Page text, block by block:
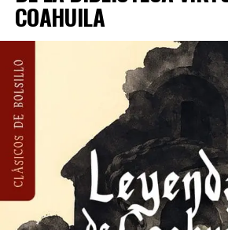
familia, además de las exposiciones
completamente gratuita. Invitamos
coahuilenses a aprovechar esta
conocer nuestro patrimonio,
experiencias culturales durante todo
Asimismo, informó que durante
los exámenes de admisión para la
Estado de Coahuila, dirigidos a niñas
12 años interesados en formar
formativa.
También se puede realizar a través
internet oficial del Ayuntamiento de
Saltillo,
www.saltillo.gob.mx ,
Quienes aspiren o sean personas
candidatas podrán ser inscritas en la
COAHUILA